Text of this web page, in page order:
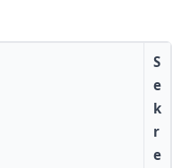
S
e
k
r
e